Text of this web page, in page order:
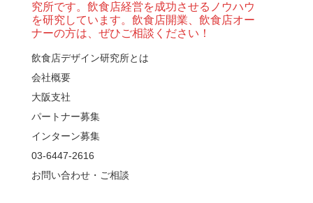
【Queux Norme（クゥ
ノルム）】女子会にお
薦めな&…
な店舗デザイン
究所です。飲食店経営を成功させるノウハウ
を研究しています。飲食店開業、飲食店オー
ナーの方は、ぜひご相談ください！
飲食店デザイン研究所とは
会社概要
大阪支社
パートナー募集
インターン募集
03-6447-2616
お問い合わせ・ご相談